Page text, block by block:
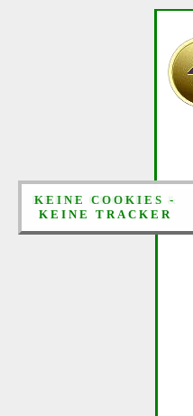
KEINE COOKIES &
KEINE TRACKER
KEINE COOKIES -
KEINE TRACKER